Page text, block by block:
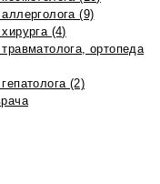
(9)
(4)
ортопеда
(2)